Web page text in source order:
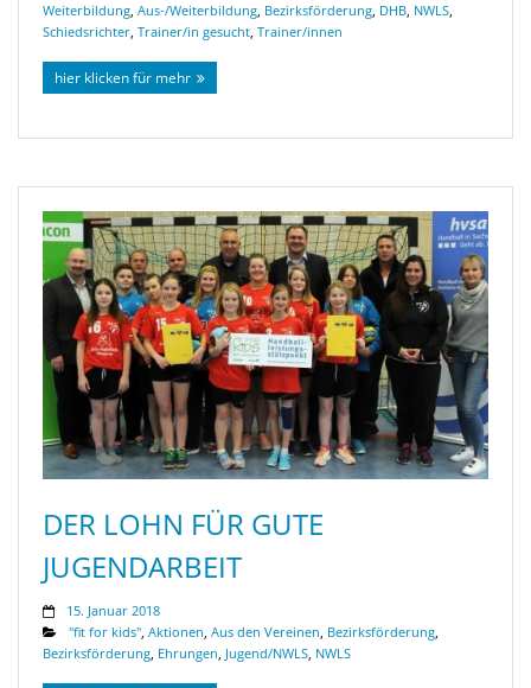
Weiterbildung, Aus-/Weiterbildung, Bezirksförderung, DHB, NWLS,
Schiedsrichter, Trainer/in gesucht, Trainer/innen
hier klicken für mehr
DER LOHN FÜR GUTE
JUGENDARBEIT
15. Januar 2018
"fit for kids", Aktionen, Aus den Vereinen, Bezirksförderung,
Bezirksförderung, Ehrungen, Jugend/NWLS, NWLS